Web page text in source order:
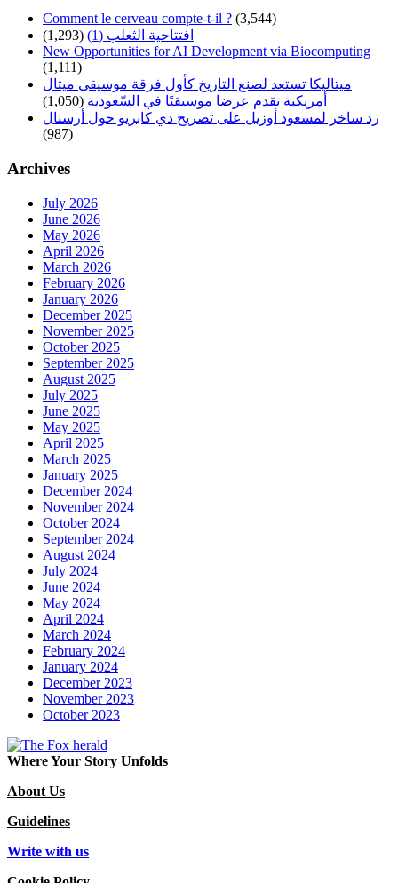
Comment le cerveau compte-t-il ? (3,544)
افتتاحية الثعلب (1)
(1,293)
New Opportunities for AI Development via Biocomputing
(1,111)
ميتاليكا تستعد لصنع التاريخ كأول فرقة موسيقى ميتال
أمريكية تقدم عرضا موسيقيًا في السّعودية (1,050)
رد ساخر لمسعود أوزيل على تصريح دي كابريو حول أرسنال
(987)
Archives
July 2026
June 2026
May 2026
April 2026
March 2026
February 2026
January 2026
December 2025
November 2025
October 2025
September 2025
August 2025
July 2025
June 2025
May 2025
April 2025
March 2025
January 2025
December 2024
November 2024
October 2024
September 2024
August 2024
July 2024
June 2024
May 2024
April 2024
March 2024
February 2024
January 2024
December 2023
November 2023
October 2023
Where Your Story Unfolds
About Us
Guidelines
Write with us